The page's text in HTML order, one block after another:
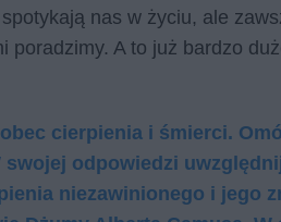
nas w życiu, ale
poradzimy. A to już bardzo
cierpienia i śmierci.
swojej odpowiedzi
niezawinionego i jego